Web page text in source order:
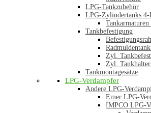
LPG-Tankzubehör
LPG-Zylindertanks 4-
Tankbefestigung
Zyl.
Zyl.
Tankmontagesätze
LPG-Verdampfer
Andere LPG-
Emer LPG-
IMPCO LPG-